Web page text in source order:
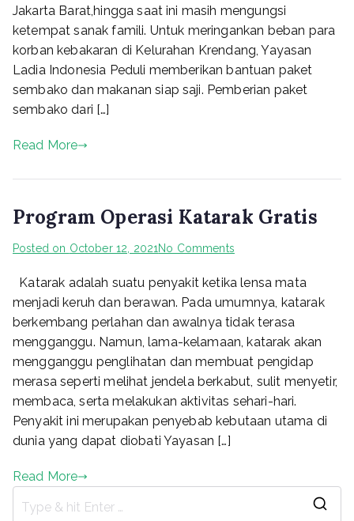
dengan
Korban
Kebakaran
di
Kelurahan
Jakarta Barat,hingga saat ini masih mengungsi
ketempat sanak famili. Untuk meringankan beban para
korban kebakaran di Kelurahan Krendang, Yayasan
Ladia Indonesia Peduli memberikan bantuan paket
sembako dan makanan siap saji. Pemberian paket
sembako dari […]
Read More
Program Operasi Katarak Gratis
Posted on October 12, 2021No Commentson
Operasi
Katarak
Gratis
Katarak adalah suatu penyakit ketika lensa mata
menjadi keruh dan berawan. Pada umumnya, katarak
berkembang perlahan dan awalnya tidak terasa
mengganggu. Namun, lama-kelamaan, katarak akan
mengganggu penglihatan dan membuat pengidap
merasa seperti melihat jendela berkabut, sulit menyetir,
membaca, serta melakukan aktivitas sehari-hari.
Penyakit ini merupakan penyebab kebutaan utama di
dunia yang dapat diobati Yayasan […]
Read More